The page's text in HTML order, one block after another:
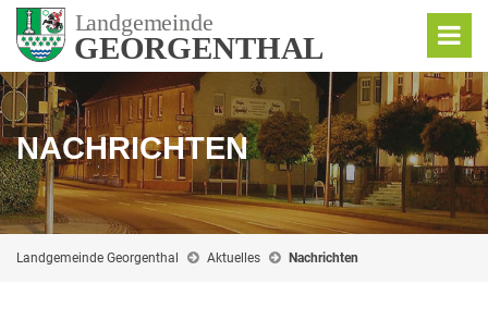
NACHRICHTEN
Landgemeinde Georgenthal Aktuelles Nachrichten